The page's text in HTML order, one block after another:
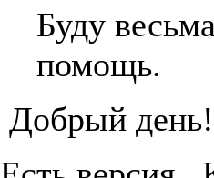
Буду
помощь.
Добрый день!